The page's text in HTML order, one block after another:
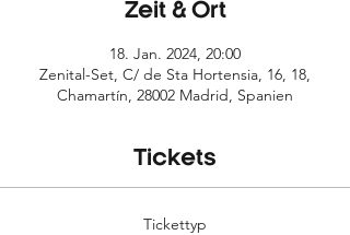
Zeit & Ort
18. Jan. 2024, 20:00
Zenital-Set, C/ de Sta Hortensia, 16, 18,
Chamartín, 28002 Madrid, Spanien
Tickets
Tickettyp